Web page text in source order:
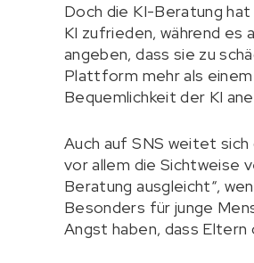
Doch die KI-Beratung
KI zufrieden, während es
angeben, dass sie zu
Plattform mehr als
Bequemlichkeit der KI
Auch auf SNS weitet
vor allem die Sichtweise
Beratung ausgleicht“,
Besonders für junge
Angst haben, dass